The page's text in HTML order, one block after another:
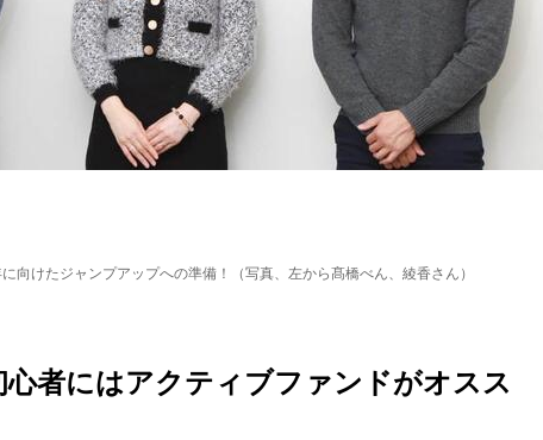
向けたジャンプアップへの準備！（写真、左から髙橋べん、綾香さん）
者にはアクティブファンドがオスス